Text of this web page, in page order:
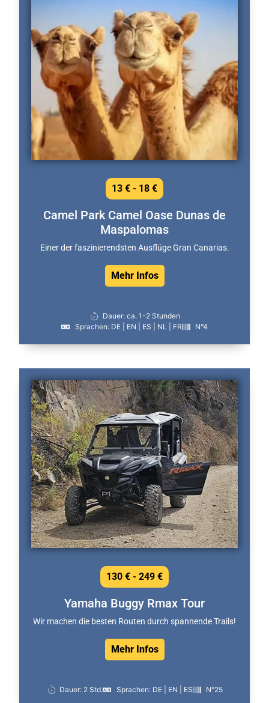
Camel Park Camel Oase Dunas de
Maspalomas
Einer der faszinierendsten Ausflüge Gran Canarias.
Mehr Infos
13 € - 18 €
Dauer: ca. 1-2 Stunden
Sprachen: DE | EN | ES | NL | FR
N°4
Yamaha Buggy Rmax Tour
Wir machen die besten Routen durch spannende Trails!
Mehr Infos
130 € - 249 €
Dauer: 2 Std. Sprachen: DE | EN | ES N°25